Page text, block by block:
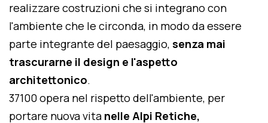
realizzare costruzioni che si integrano con
l'ambiente che le circonda, in modo da essere
parte integrante del paesaggio, senza mai
trascurarne il design e l'aspetto
architettonico.
37100 opera nel rispetto dell'ambiente, per
portare nuova vita nelle Alpi Retiche,